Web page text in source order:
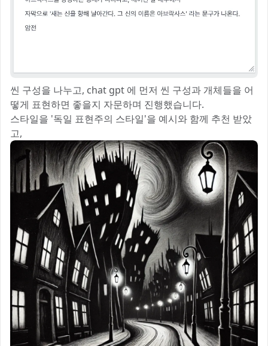
씬 구성을 나누고, chat gpt 에 먼저 씬 구성과 개체들을 어
떻게 표현하면 좋을지 자문하며 진행했습니다.
스타일을 '독일 표현주의 스타일'을 예시와 함께 추천 받았
고,